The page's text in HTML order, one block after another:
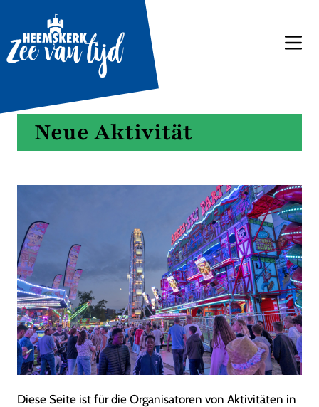
Neue Aktivität
Diese Seite ist für die Organisatoren von Aktivitäten in